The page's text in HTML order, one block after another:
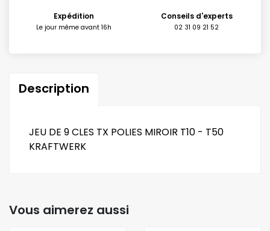
Expédition
Le jour même avant 16h
Conseils d'experts
02 31 09 21 52
Description
JEU DE 9 CLES TX POLIES MIROIR T10 - T50
KRAFTWERK
Vous aimerez aussi